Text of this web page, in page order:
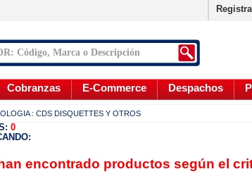
Cobranzas E-Commerce Despachos
: CDS DISQUETTES Y OTROS
0
encontrado productos según el